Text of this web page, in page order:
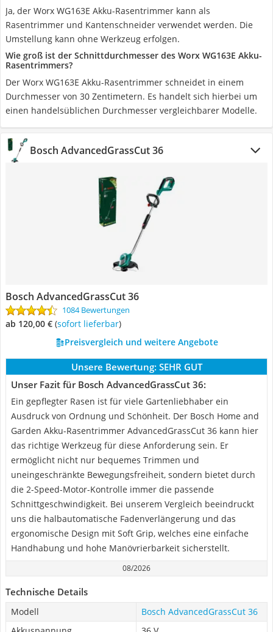
Ja, der Worx WG163E Akku-Rasentrimmer kann als
Rasentrimmer und Kantenschneider verwendet werden. Die
Umstellung kann ohne Werkzeug erfolgen.
Wie groß ist der Schnittdurchmesser des Worx WG163E Akku-
Rasentrimmers?
Der Worx WG163E Akku-Rasentrimmer schneidet in einem
Durchmesser von 30 Zentimetern. Es handelt sich hierbei um
einen handelsüblichen Durchmesser vergleichbarer Modelle.
Bosch ‎AdvancedGrassCut 36
Bosch ‎AdvancedGrassCut 36
1084 Bewertungen
ab 120,00 € ( Sofort lieferbar)
Preisvergleich und weitere Angebote
Unsere Bewertung: SEHR GUT
Unser Fazit für Bosch ‎AdvancedGrassCut 36:
Ein gepflegter Rasen ist für viele Gartenliebhaber ein
Ausdruck von Ordnung und Schönheit. Der Bosch Home and
Garden Akku-Rasentrimmer AdvancedGrassCut 36 kann hier
das richtige Werkzeug für diese Anforderung sein. Er
ermöglicht nicht nur bequemes Trimmen und
uneingeschränkte Bewegungsfreiheit, sondern bietet durch
die 2-Speed-Motor-Kontrolle immer die passende
Schnittgeschwindigkeit. Bei unserem Vergleich beeindruckt
uns die halbautomatische Fadenverlängerung und das
ergonomische Design mit Soft Grip, welches eine einfache
Handhabung und hohe Manövrierbarkeit sicherstellt.
08/2026
Technische Details
Modell
Bosch ‎AdvancedGrassCut 36